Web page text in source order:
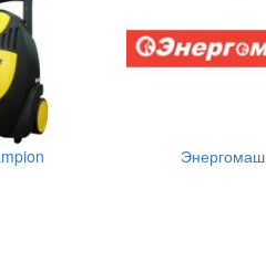
Энергомаш